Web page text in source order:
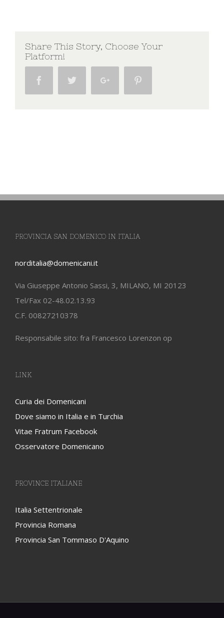
Share This Story, Choose Your
Platform!
Facebook Twitter Google+
PROVINCIA SAN DOMENICO IN ITALIA
norditalia@domenicani.it
Via Giuseppe Antonio Sassi, 3, MILANO, MI 20123
Tel/Fax 02-48.02.13.93
C.F. 00827210378
Responsabile sito: fra Francesco Lorenzon op
LINK
Curia dei Domenicani
Dove siamo in Italia e in Turchia
Vitae Fratrum Facebook
Osservatore Domenicano
PROVINCE ITALIANE
Italia Settentrionale
Provincia Romana
Provincia San Tommaso D'Aquino